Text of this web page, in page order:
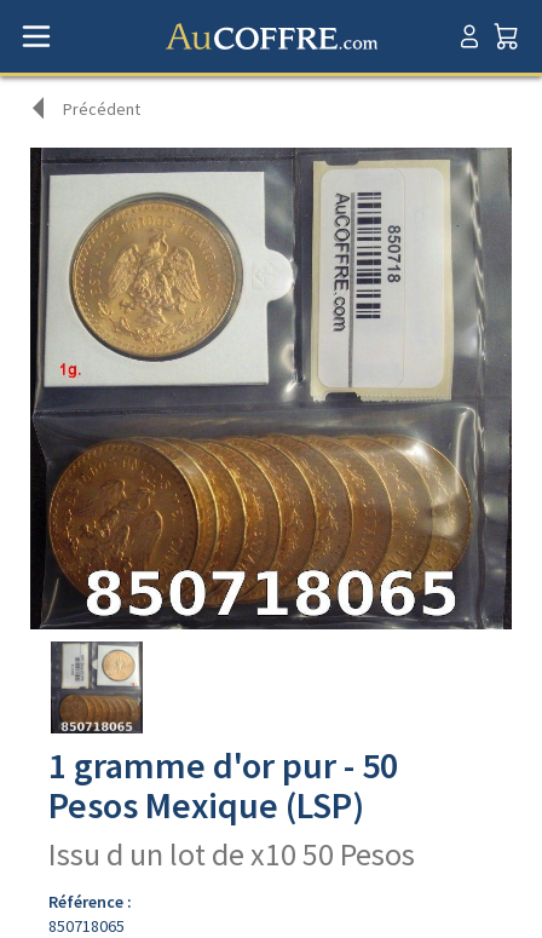
Précédent
Avers
produit
1 gramme d'or pur - 50
Pesos Mexique (LSP)
Issu d un lot de x10 50 Pesos
Référence :
850718065